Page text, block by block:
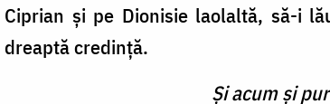
Ciprian şi pe Dionisie laolaltă, să-i
dreaptă credinţă.
Şi acum şi